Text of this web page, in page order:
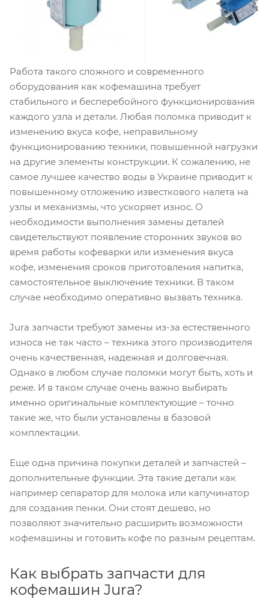
Работа такого сложного и современного
оборудования как кофемашина требует
стабильного и бесперебойного функционирования
каждого узла и детали. Любая поломка приводит к
изменению вкуса кофе, неправильному
функционированию техники, повышенной нагрузки
на другие элементы конструкции. К сожалению, не
самое лучшее качество воды в Украине приводит к
повышенному отложению известкового налета на
узлы и механизмы, что ускоряет износ. О
необходимости выполнения замены деталей
свидетельствуют появление сторонних звуков во
время работы кофеварки или изменения вкуса
кофе, изменения сроков приготовления напитка,
самостоятельное выключение техники. В таком
случае необходимо оперативно вызвать техника.
Jura запчасти требуют замены из-за естественного
износа не так часто – техника этого производителя
очень качественная, надежная и долговечная.
Однако в любом случае поломки могут быть, хоть и
реже. И в таком случае очень важно выбирать
именно оригинальные комплектующие – точно
такие же, что были установлены в базовой
комплектации.
Еще одна причина покупки деталей и запчастей –
дополнительные функции. Эта такие детали как
например сепаратор для молока или капучинатор
для создания пенки. Они стоят дешево, но
позволяют значительно расширить возможности
кофемашины и готовить кофе по разным рецептам.
Как выбрать запчасти для
кофемашин Jura?